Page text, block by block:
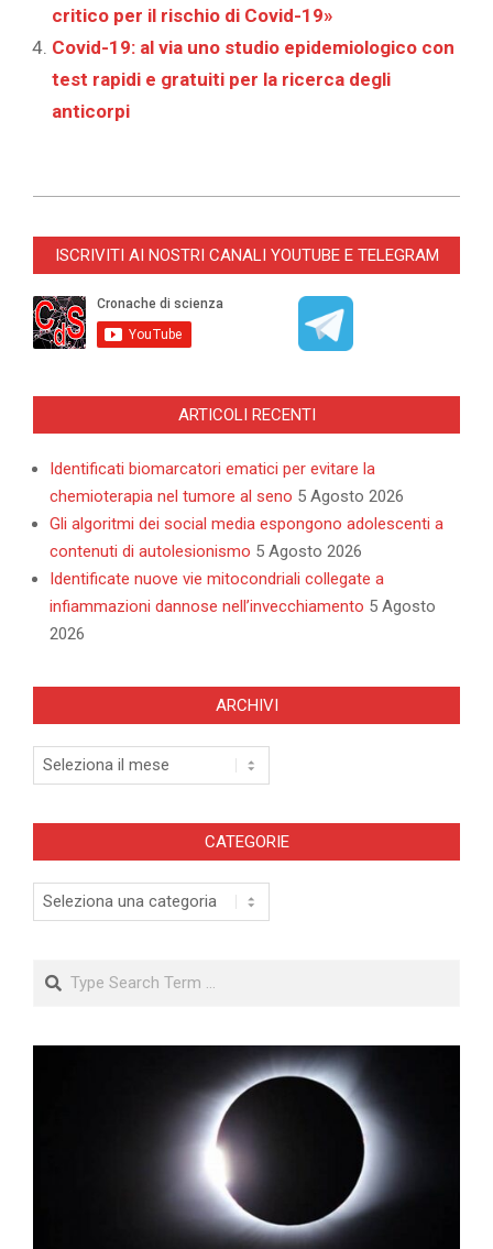
critico per il rischio di Covid-19»
Covid-19: al via uno studio epidemiologico con
test rapidi e gratuiti per la ricerca degli
anticorpi
04-
ISCRIVITI AI NOSTRI CANALI YOUTUBE E TELEGRAM
ARTICOLI RECENTI
Identificati biomarcatori ematici per evitare la
chemioterapia nel tumore al seno 5 Agosto 2026
Gli algoritmi dei social media espongono adolescenti a
contenuti di autolesionismo 5 Agosto 2026
Identificate nuove vie mitocondriali collegate a
infiammazioni dannose nell’invecchiamento 5 Agosto
2026
ARCHIVI
Archivi
CATEGORIE
Categorie
Search